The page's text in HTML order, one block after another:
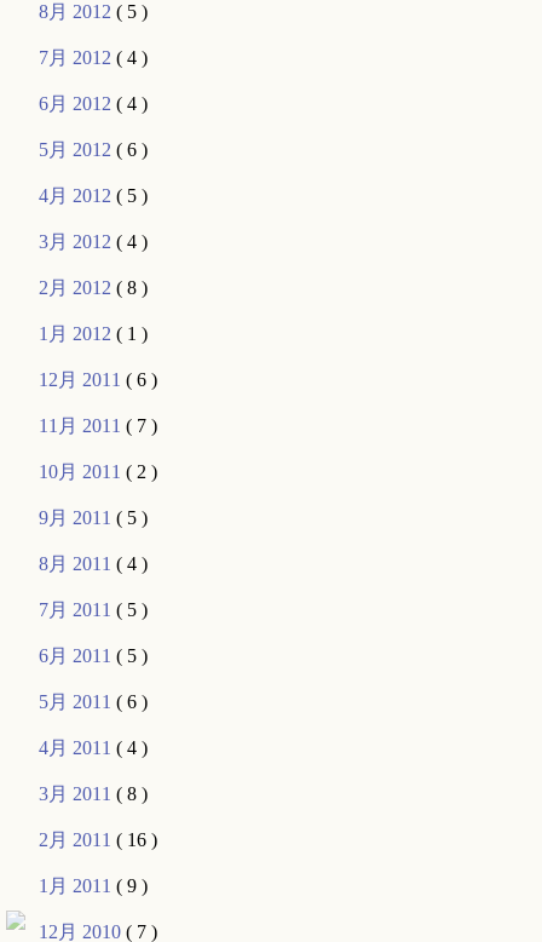
8月 2012( 5 )
7月 2012( 4 )
6月 2012( 4 )
5月 2012( 6 )
4月 2012( 5 )
3月 2012( 4 )
2月 2012( 8 )
1月 2012( 1 )
12月 2011( 6 )
11月 2011( 7 )
10月 2011( 2 )
9月 2011( 5 )
8月 2011( 4 )
7月 2011( 5 )
6月 2011( 5 )
5月 2011( 6 )
4月 2011( 4 )
3月 2011( 8 )
2月 2011( 16 )
1月 2011( 9 )
12月 2010( 7 )